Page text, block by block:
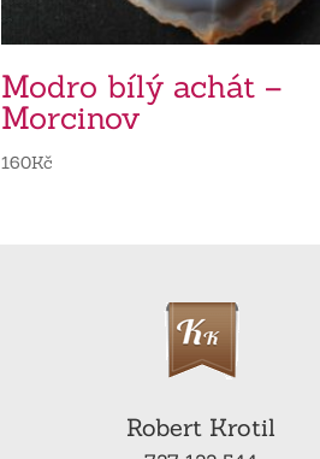
Modro bílý achát –
Morcinov
160Kč
Robert Krotil